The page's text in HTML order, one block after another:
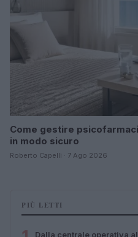
Come gestire
in modo sicuro
Roberto Capelli · 7 Ago 2026
PIÙ LETTI
Dalla centrale operativa